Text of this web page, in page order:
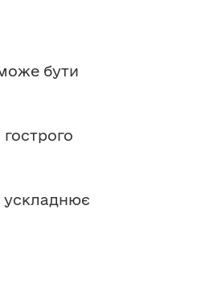
може бути
ускладнює